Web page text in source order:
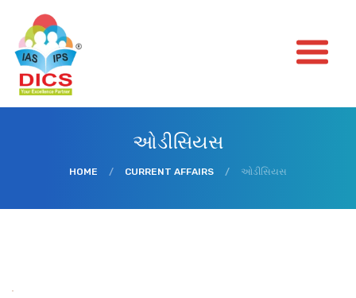
ઓડીસિયસ
HOME / CURRENT AFFAIRS / ઓડીસિયસ